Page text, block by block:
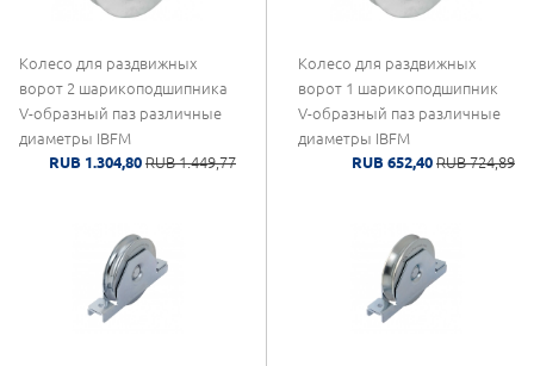
Колесо для раздвижных
ворот 2 шарикоподшипника
V-образный паз различные
диаметры IBFM
RUB 1.304,80 RUB 1.449,77
Колесо для раздвижных
ворот 1 шарикоподшипник
V-образный паз различные
диаметры IBFM
RUB 652,40 RUB 724,89